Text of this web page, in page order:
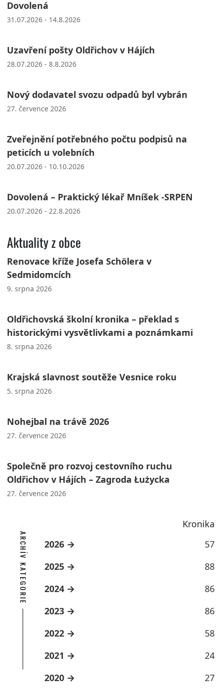
Dovolená
31.07.2026 - 14.8.2026
Uzavření pošty Oldřichov v Hájích
28.07.2026 - 8.8.2026
Nový dodavatel svozu odpadů byl vybrán
27. července 2026
Zveřejnění potřebného počtu podpisů na
peticích u volebních
20.07.2026 - 10.10.2026
Dovolená – Praktický lékař Mníšek -SRPEN
20.07.2026 - 22.8.2026
Aktuality z obce
Renovace kříže Josefa Schölera v
Sedmidomcích
9. srpna 2026
Oldřichovská školní kronika – překlad s
historickými vysvětlivkami a poznámkami
8. srpna 2026
Krajská slavnost soutěže Vesnice roku
5. srpna 2026
Nohejbal na trávě 2026
27. července 2026
Společně pro rozvoj cestovního ruchu
Oldřichov v Hájích – Zagroda Łużycka
27. července 2026
Kronika
ARCHÍV KATEGORIE 2026
57
2025
88
2024
86
2023
86
2022
58
2021
24
2020
27